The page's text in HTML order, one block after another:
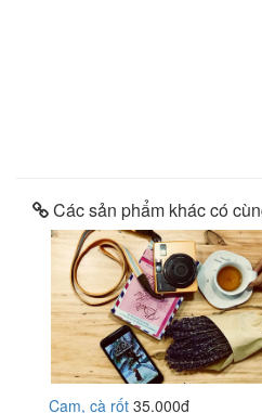
Các sản phẩm khác có
Cam, cà rốt 35.000đ